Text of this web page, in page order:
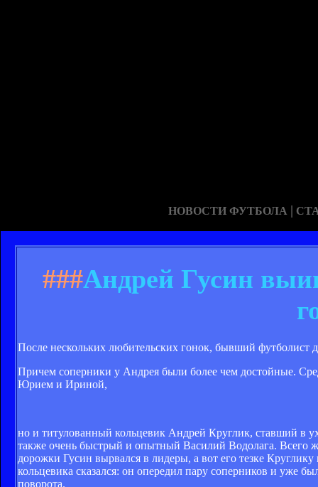
НОВОСТИ ФУТБОЛА |
###Андрей Гусин
После нескольких любительских гонок, бывший футболист
Причем соперники у Андрея были более чем достойные.
Юрием и Ириной,
но и титулованный кольцевик Андрей Круглик, ставший в
также очень быстрый и опытный Василий Водолага. Всего
дорожки Гусин вырвался в лидеры, а вот его тезке
кольцевика сказался: он опередил пару соперников и уже
поворота.